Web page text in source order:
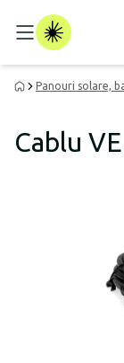
Panouri solare,
Cablu